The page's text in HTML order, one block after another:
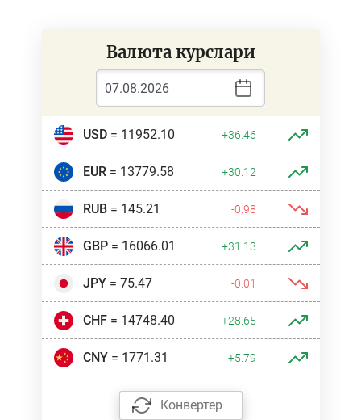
Валюта курслари
USD= 11952.10 +36.46
EUR= 13779.58 +30.12
RUB= 145.21 -0.98
GBP= 16066.01 +31.13
JPY= 75.47 -0.01
CHF= 14748.40 +28.65
CNY= 1771.31 +5.79
Конвертер